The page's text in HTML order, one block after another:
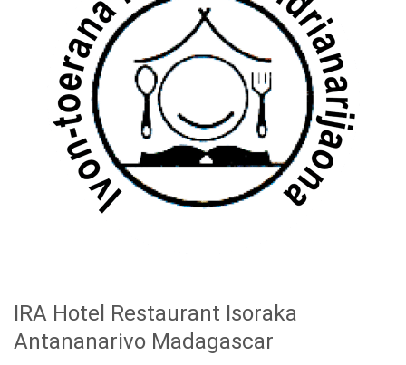
IRA Hotel Restaurant Isoraka
Antananarivo Madagascar